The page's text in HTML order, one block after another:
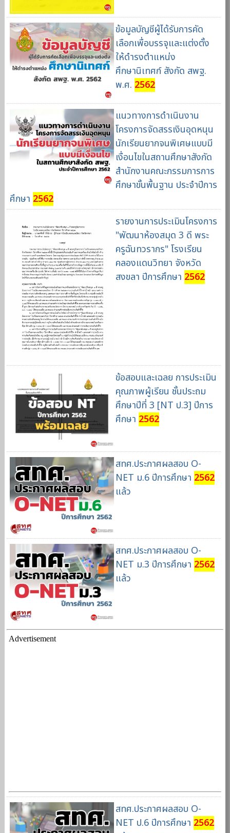
ข้อมูลบัญชีผู้ได้รับการคัด
เลือกเพื่อบรรจุและแต่งตั้ง
ให้ดำรงตำแหน่ง
ศึกษานิเทศก์ สังกัด สพฐ.
พ.ศ. 2562
แนวทางการดำเนินงาน
โครงการจัดสรรเงินอุดหนุน
นักเรียนยากจนพิเศษแบบมี
เงื่อนไขในสถานศึกษาสังกัด
สำนักงานคณะกรรมการการ
ศึกษาขั้นพื้นฐาน ประจำปีการ
ศึกษา 2562
รายงานการประเมินโครงการ
"พัฒนาห้องสมุด 3 ดี พระ
ครูฉันทวรากร" โรงเรียน
คลองแดนวิทยา จังหวัด
สงขลา ปีการศึกษา 2562
ข้อสอบและเฉลย การประเมิน
คุณภาพผู้เรียน ชั้นประถม
ศึกษาปีที่ 3 [NT ป.3] ปีการ
ศึกษา 2562
สทศ.ประกาศผลสอบ O-
NET ม.6 ปีการศึกษา 2562
แล้ว
สทศ.ประกาศผลสอบ O-
NET ม.3 ปีการศึกษา 2562
แล้ว
Advertisement
สทศ.ประกาศผลสอบ O-
NET ป.6 ปีการศึกษา 2562